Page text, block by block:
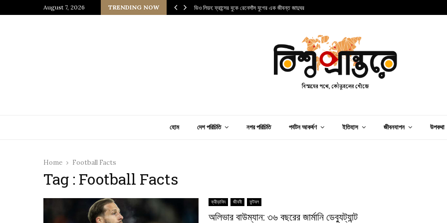
August 7, 2026 TRENDING NOW
জাপানি আধ্যাত্মিকতার ছোঁয়া ভিও লিয়ন: ফ্রান্সের বুকে রেনেসাঁস যুগের এক জীবন্ত জাদুঘর
হোম দেশ পরিচিতি নগর পরিচিতি পর্যটন আকর্ষণ ইতিহাস জীবনযাপন উপকথা
Home Football Facts
Tag : Football Facts
ক্রীড়াবিদ জীবনী ফুটবল
অলিভার বাউম্যান: ৩৬ বছরের জার্মানি ডেব্যুট্যান্ট